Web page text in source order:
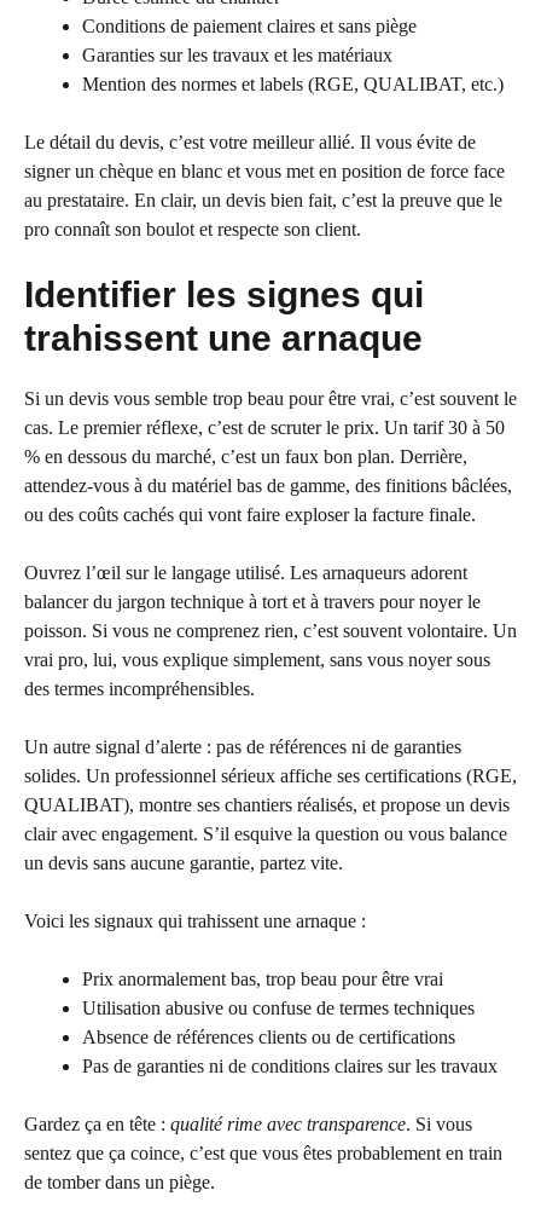
Conditions de paiement claires et sans piège
Garanties sur les travaux et les matériaux
Mention des normes et labels (RGE, QUALIBAT, etc.)
Le détail du devis, c’est votre meilleur allié. Il vous évite de
signer un chèque en blanc et vous met en position de force face
au prestataire. En clair, un devis bien fait, c’est la preuve que le
pro connaît son boulot et respecte son client.
Identifier les signes qui
trahissent une arnaque
Si un devis vous semble trop beau pour être vrai, c’est souvent le
cas. Le premier réflexe, c’est de scruter le prix. Un tarif 30 à 50
% en dessous du marché, c’est un faux bon plan. Derrière,
attendez-vous à du matériel bas de gamme, des finitions bâclées,
ou des coûts cachés qui vont faire exploser la facture finale.
Ouvrez l’œil sur le langage utilisé. Les arnaqueurs adorent
balancer du jargon technique à tort et à travers pour noyer le
poisson. Si vous ne comprenez rien, c’est souvent volontaire. Un
vrai pro, lui, vous explique simplement, sans vous noyer sous
des termes incompréhensibles.
Un autre signal d’alerte : pas de références ni de garanties
solides. Un professionnel sérieux affiche ses certifications (RGE,
QUALIBAT), montre ses chantiers réalisés, et propose un devis
clair avec engagement. S’il esquive la question ou vous balance
un devis sans aucune garantie, partez vite.
Voici les signaux qui trahissent une arnaque :
Prix anormalement bas, trop beau pour être vrai
Utilisation abusive ou confuse de termes techniques
Absence de références clients ou de certifications
Pas de garanties ni de conditions claires sur les travaux
Gardez ça en tête : qualité rime avec transparence. Si vous
sentez que ça coince, c’est que vous êtes probablement en train
de tomber dans un piège.